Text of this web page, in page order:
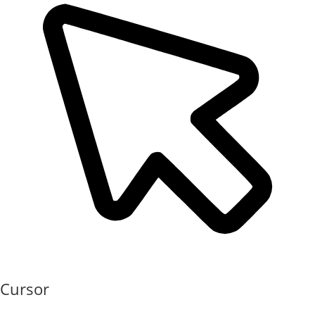
Cursor